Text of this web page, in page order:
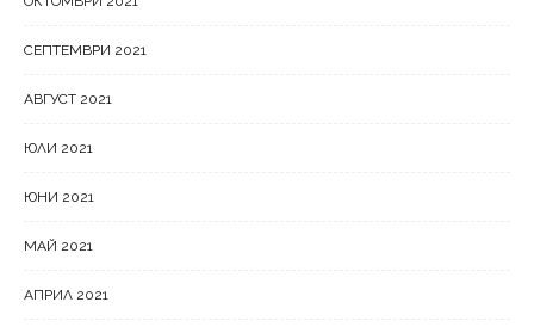
СЕПТЕМВРИ 2021
АВГУСТ 2021
ЮЛИ 2021
ЮНИ 2021
МАЙ 2021
АПРИЛ 2021